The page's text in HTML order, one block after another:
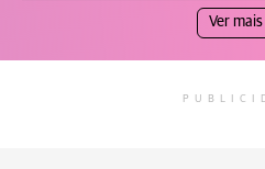
Ver mais